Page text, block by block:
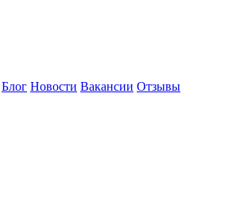
Блог Новости Вакансии Отзывы